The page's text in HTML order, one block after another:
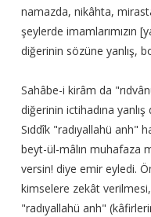
namazda, nikâhta,
şeylerde imamlarımızın
diğerinin sözüne yanlış,
Sahâbe-i kirâm da
diğerinin ictihadına
Sıddîk "radıyallahü anh"
beyt-ül-mâlın muhafaza
versin! diye emir eyledi.
kimselere zekât
"radıyallahü anh"